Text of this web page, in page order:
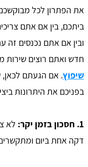
את הפתרון לכל
ביתכם, בין אם אתם
ובין אם אתם נכנסים
חדש ואתם רוצים שירות
שיפוץ. אם הגעתם לכאן,
בפניכם את היתרונות
1. חסכון בזמן יקר:
לא
דקה אחת ביום